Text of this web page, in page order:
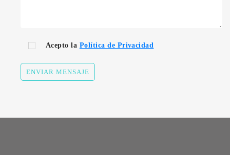
Acepto la Política de Privacidad
ENVIAR MENSAJE